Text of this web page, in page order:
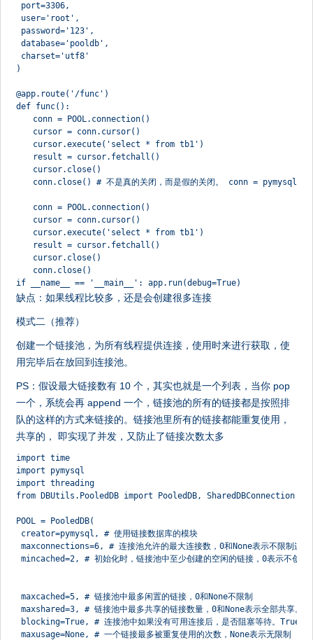
port=3306,
user='root',
password='123',
database='pooldb',
charset='utf8'
)
@app.route('/func')
def func():
conn = POOL.connection()
cursor = conn.cursor()
cursor.execute('select * from tb1')
result = cursor.fetchall()
cursor.close()
conn.close() # 不是真的关闭，而是假的关闭。 conn =
conn = POOL.connection()
cursor = conn.cursor()
cursor.execute('select * from tb1')
result = cursor.fetchall()
cursor.close()
conn.close()
if __name__ == '__main__': app.run(debug=True)
缺点：如果线程比较多，还是会创建很多连接
模式二（推荐）
创建一个链接池，为所有线程提供连接，使用时来进行获取，使
用完毕后在放回到连接池。
PS：假设最大链接数有 10 个，其实也就是一个列表，当你 pop
一个，系统会再 append 一个，链接池的所有的链接都是按照排
队的这样的方式来链接的。链接池里所有的链接都能重复使用，
共享的， 即实现了并发，又防止了链接次数太多
import time
import pymysql
import threading
from DBUtils.PooledDB import PooledDB, SharedDBConnection
POOL = PooledDB(
creator=pymysql, # 使用链接数据库的模块
maxconnections=6, # 连接池允许的最大连接数，0和None表示不限制连接
mincached=2, # 初始化时，链接池中至少创建的空闲的链接，0表示不创建
maxcached=5, # 链接池中最多闲置的链接，0和None不限制
maxshared=3, # 链接池中最多共享的链接数量，0和None表示全部共享。
blocking=True, # 连接池中如果没有可用连接后，是否阻塞等待。True，
maxusage=None, # 一个链接最多被重复使用的次数，None表示无限制